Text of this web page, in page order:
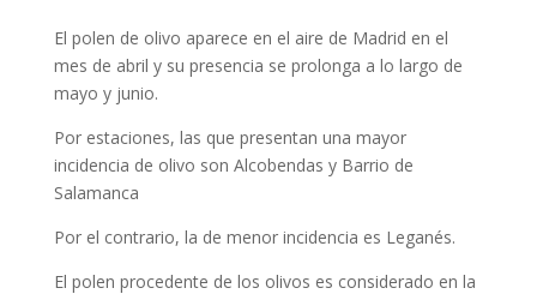
El polen de olivo aparece en el aire de Madrid en el
mes de abril y su presencia se prolonga a lo largo de
mayo y junio.
Por estaciones, las que presentan una mayor
incidencia de olivo son Alcobendas y Barrio de
Salamanca
Por el contrario, la de menor incidencia es Leganés.
El polen procedente de los olivos es considerado en la